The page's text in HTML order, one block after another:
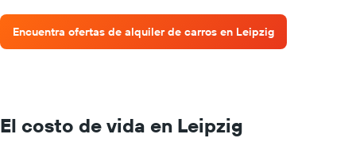
Encuentra ofertas de alquiler de carros en Leipzig
El costo de vida en Leipzig